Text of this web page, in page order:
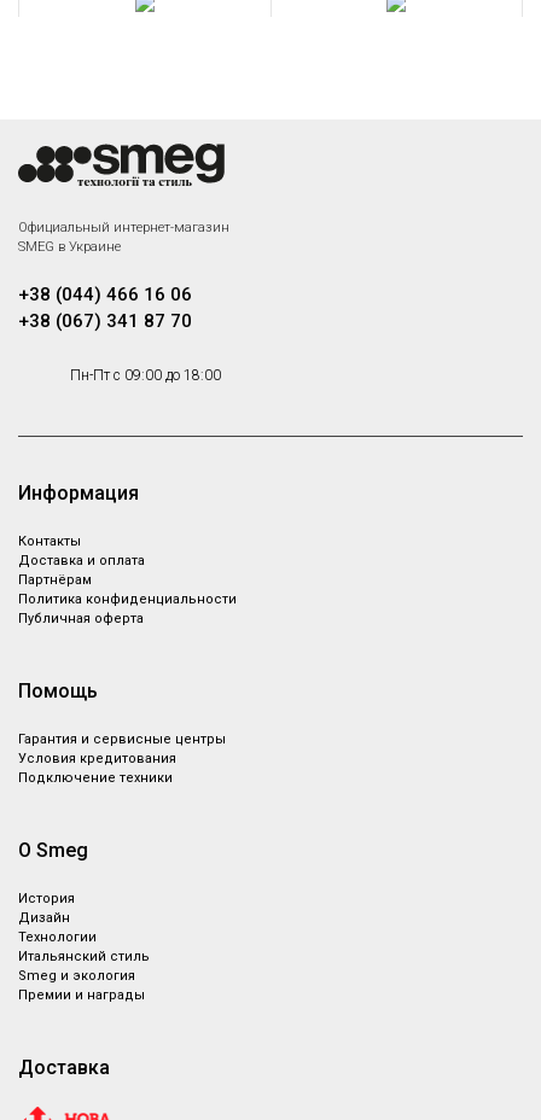
Аксессуары Стандартный,
Аксессуары
Под заказ
Smeg KITDSQ
Официальный интернет-магазин
SMEG в Украине
+38 (044) 466 16 06
+38 (067) 341 87 70
Пн-Пт с 09:00 до 18:00
Информация
Контакты
Доставка и оплата
Партнёрам
Политика конфиденциальности
Публичная оферта
Помощь
Гарантия и сервисные центры
Условия кредитования
Подключение техники
О Smeg
История
Дизайн
Технологии
Итальянский стиль
Smeg и экология
Премии и награды
Доставка